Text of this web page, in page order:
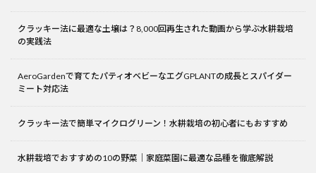
クラッキー法に最適な土壌は？8,000回再生された動画から学ぶ水耕栽培
の実践法
AeroGardenで育てたパティオベビーなエグGPLANTの成長とスパイダー
ミート対応法
クラッキー法で簡単マイクログリーン！水耕栽培の初心者にもおすすめ
水耕栽培でおすすめの10の野菜｜家庭菜園に最適な品種を徹底解説